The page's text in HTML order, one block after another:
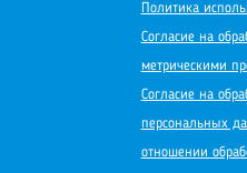
Политика
Согласие на
метрическими
Согласие на
персональных
отношении